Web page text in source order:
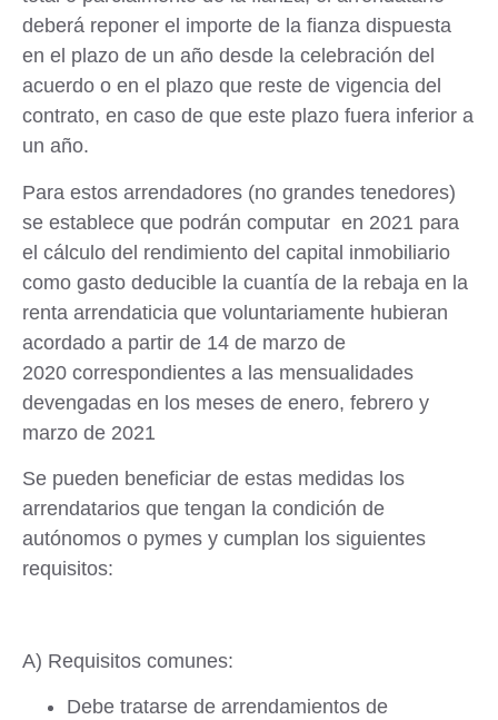
deberá reponer el importe de la fianza dispuesta
en el plazo de un año desde la celebración del
acuerdo o en el plazo que reste de vigencia del
contrato, en caso de que este plazo fuera inferior a
un año.
Para estos arrendadores (no grandes tenedores)
se establece que podrán computar en 2021 para
el cálculo del rendimiento del capital inmobiliario
como gasto deducible la cuantía de la rebaja en la
renta arrendaticia que voluntariamente hubieran
acordado a partir de 14 de marzo de
2020 correspondientes a las mensualidades
devengadas en los meses de enero, febrero y
marzo de 2021
Se pueden beneficiar de estas medidas los
arrendatarios que tengan la condición de
autónomos o pymes y cumplan los siguientes
requisitos:
A) Requisitos comunes:
Debe tratarse de arrendamientos de